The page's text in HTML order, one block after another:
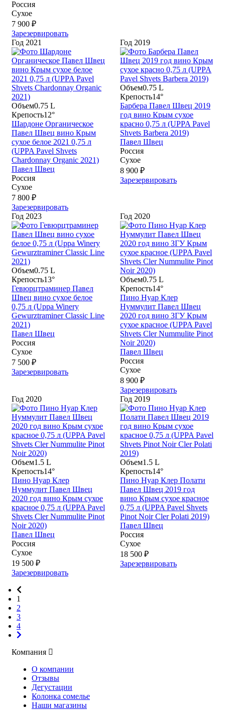
Россия
Сухое
7 900 ₽
Зарезервировать
Год 2021
Объем0.75 L
Крепость12°
Шардоне Органическое
Павел Швец вино Крым
сухое белое 2021 0,75 л
(UPPA Pavel Shvets
Chardonnay Organic 2021)
Павел Швец
Россия
Сухое
7 800 ₽
Зарезервировать
Год 2019
Объем0.75 L
Крепость14°
Барбера Павел Швец 2019
год вино Крым сухое
красно 0,75 л (UPPA Pavel
Shvets Barbera 2019)
Павел Швец
Россия
Сухое
8 900 ₽
Зарезервировать
Год 2023
Объем0.75 L
Крепость13°
Гевюрцтраминер Павел
Швец вино сухое белое
0,75 л (Uppa Winery
Gewurztraminer Classic Line
2021)
Павел Швец
Россия
Сухое
7 500 ₽
Зарезервировать
Год 2020
Объем0.75 L
Крепость14°
Пино Нуар Клер
Нуммулит Павел Швец
2020 год вино ЗГУ Крым
сухое красное (UPPA Pavel
Shvets Cler Nummulite Pinot
Noir 2020)
Павел Швец
Россия
Сухое
8 900 ₽
Зарезервировать
Год 2020
Объем1.5 L
Крепость14°
Пино Нуар Клер
Нуммулит Павел Швец
2020 год вино Крым сухое
красное 0,75 л (UPPA Pavel
Shvets Cler Nummulite Pinot
Noir 2020)
Павел Швец
Россия
Сухое
19 500 ₽
Зарезервировать
Год 2019
Объем1.5 L
Крепость14°
Пино Нуар Клер Полати
Павел Швец 2019 год
вино Крым сухое красное
0,75 л (UPPA Pavel Shvets
Pinot Noir Cler Polati 2019)
Павел Швец
Россия
Сухое
18 500 ₽
Зарезервировать
1
2
3
4
Компания
О компании
Отзывы
Дегустации
Колонка сомелье
Наши магазины